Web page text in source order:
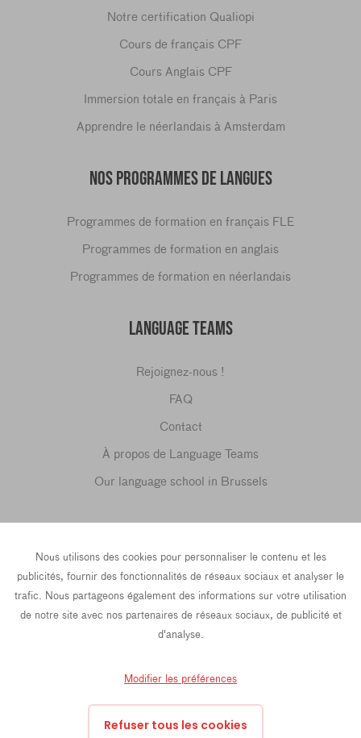
Nous utilisons des cookies pour personnaliser le contenu et les
publicités, fournir des fonctionnalités de réseaux sociaux et analyser le
trafic. Nous partageons également des informations sur votre utilisation
de notre site avec nos partenaires de réseaux sociaux, de publicité et
d'analyse.
Modifier les préférences
Refuser tous les cookies
Notre certification Qualiopi
Cours de français CPF
Cours Anglais CPF
Immersion totale en français à Paris
Apprendre le néerlandais à Amsterdam
NOS PROGRAMMES DE LANGUES
Programmes de formation en français FLE
Programmes de formation en anglais
Programmes de formation en néerlandais
LANGUAGE TEAMS
Rejoignez-nous !
FAQ
Contact
À propos de Language Teams
Our language school in Brussels
hello@languageteams.com
43 Rue La Fayette, 4th Floor, 75009 Paris, France